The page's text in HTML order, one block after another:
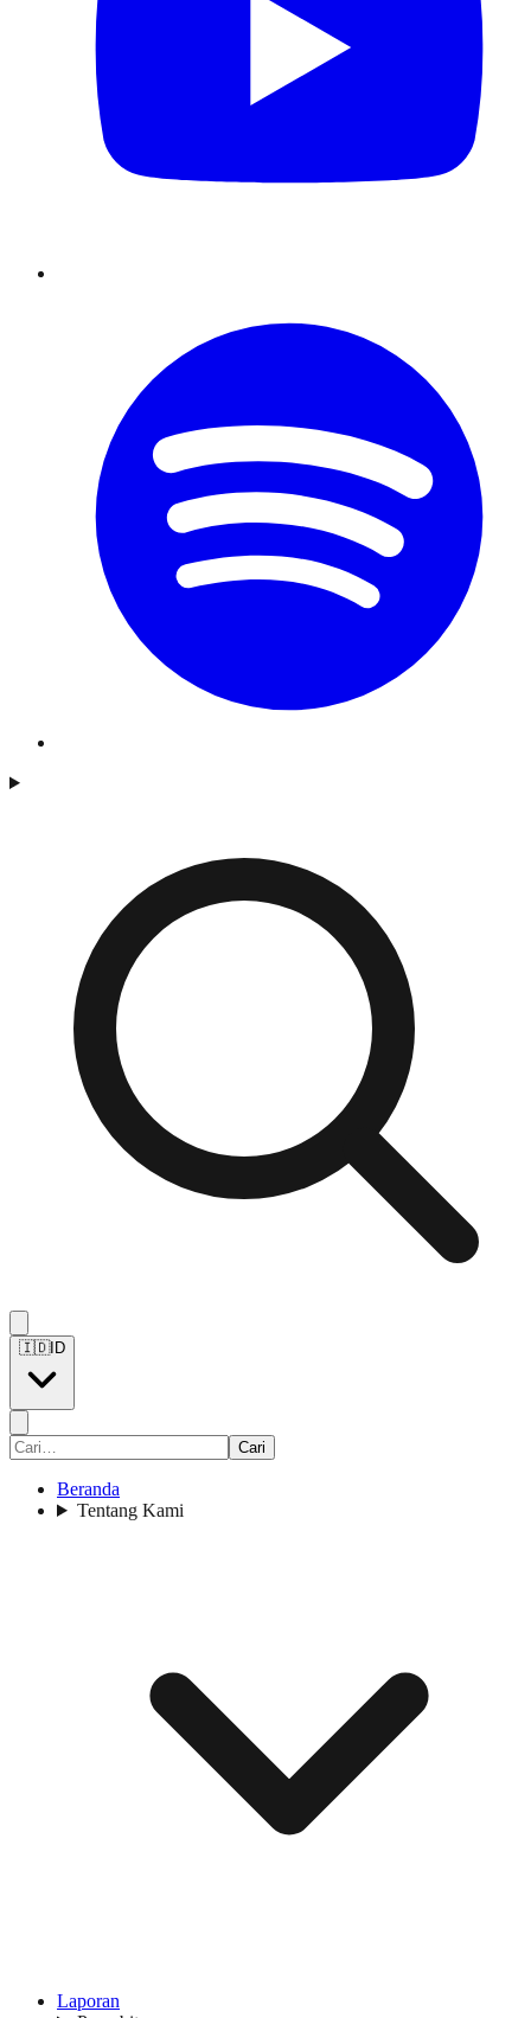
🇮🇩ID
Cari
Beranda
Tentang Kami
Laporan